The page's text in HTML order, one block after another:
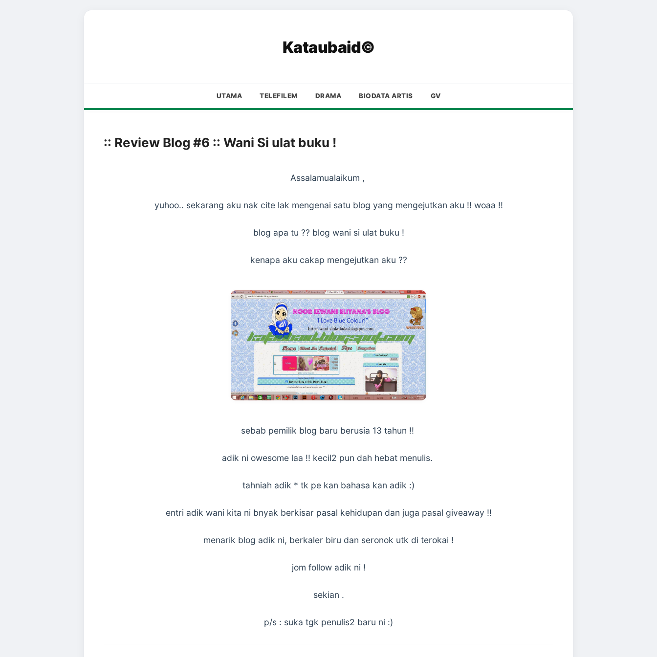
Kataubaid©
UTAMA TELEFILEM DRAMA BIODATA ARTIS GV
:: Review Blog #6 :: Wani Si ulat buku !
Assalamualaikum ,
yuhoo.. sekarang aku nak cite lak mengenai satu blog yang mengejutkan aku !! woaa !!
blog apa tu ?? blog wani si ulat buku !
kenapa aku cakap mengejutkan aku ??
sebab pemilik blog baru berusia 13 tahun !!
adik ni owesome laa !! kecil2 pun dah hebat menulis.
tahniah adik * tk pe kan bahasa kan adik :)
entri adik wani kita ni bnyak berkisar pasal kehidupan dan juga pasal giveaway !!
menarik blog adik ni, berkaler biru dan seronok utk di terokai !
jom follow adik ni !
sekian .
p/s : suka tgk penulis2 baru ni :)